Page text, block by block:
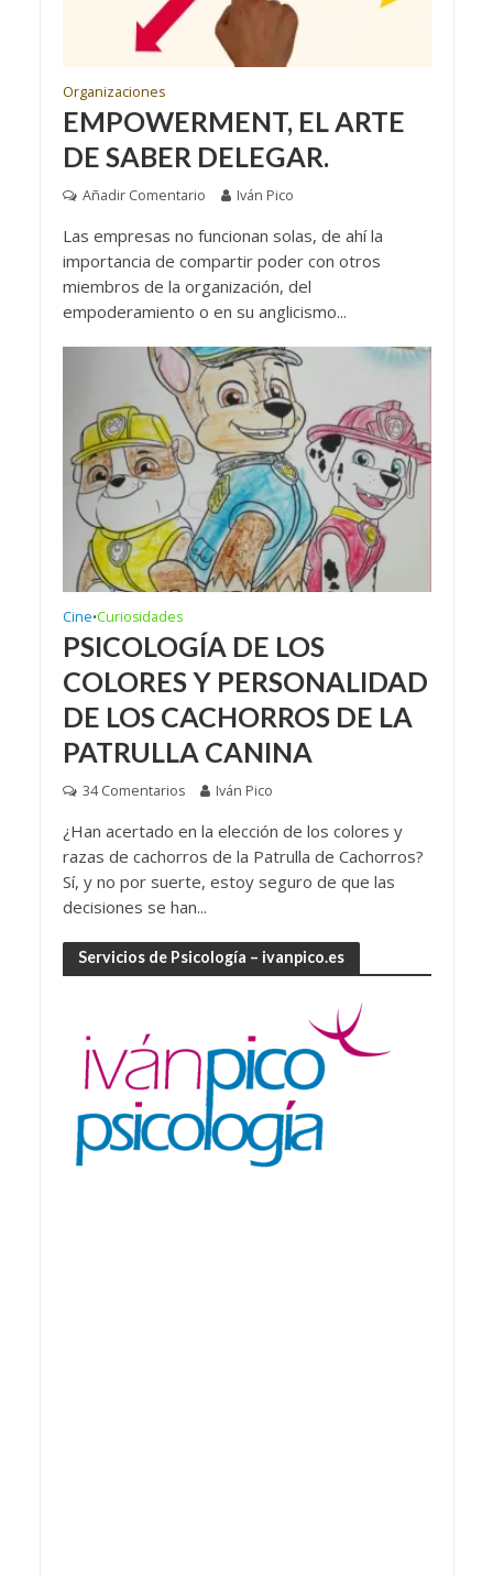
Organizaciones
EMPOWERMENT, EL ARTE
DE SABER DELEGAR.
Añadir Comentario Iván Pico
Las empresas no funcionan solas, de ahí la
importancia de compartir poder con otros
miembros de la organización, del
empoderamiento o en su anglicismo...
Cine•Curiosidades
PSICOLOGÍA DE LOS
COLORES Y PERSONALIDAD
DE LOS CACHORROS DE LA
PATRULLA CANINA
34 Comentarios Iván Pico
¿Han acertado en la elección de los colores y
razas de cachorros de la Patrulla de Cachorros?
Sí, y no por suerte, estoy seguro de que las
decisiones se han...
Servicios de Psicología – ivanpico.es